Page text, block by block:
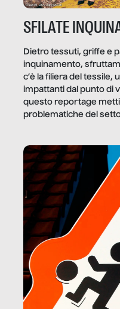
SFILATE
Dietro tessuti, griffe e
inquinamento,
c’è la filiera del tessile,
impattanti dal punto di
questo reportage
problematiche del